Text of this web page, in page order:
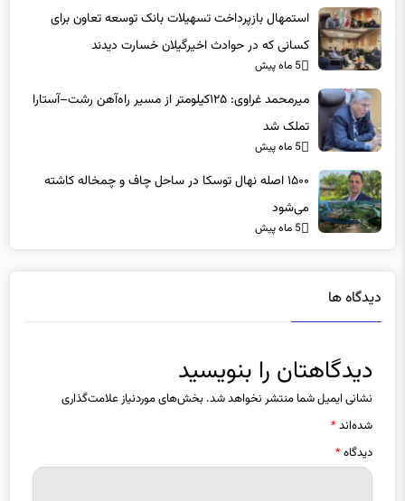
استمهال بازپرداخت تسهیلات بانک توسعه تعاون برای
کسانی که در حوادث اخیرگیلان خسارت دیدند
5 ماه پیش
میرمحمد غراوی: ۱۲۵کیلومتر از مسیر راه‌آهن رشت–آستارا
تملک شد
5 ماه پیش
۱۵۰۰ اصله نهال توسکا در ساحل چاف و چمخاله کاشته
می‌شود
5 ماه پیش
دیدگاه ها
دیدگاهتان را بنویسید
نشانی ایمیل شما منتشر نخواهد شد. بخش‌های موردنیاز علامت‌گذاری
شده‌اند*
دیدگاه*